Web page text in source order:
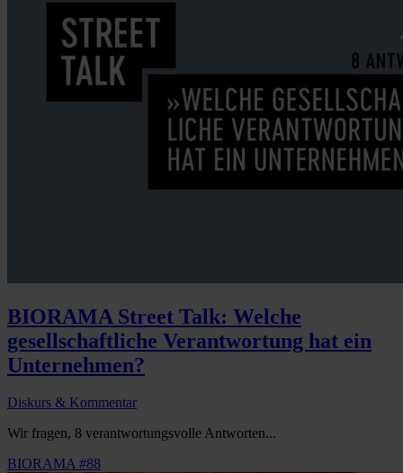
BIORAMA Street Talk: Welche
gesellschaftliche Verantwortung hat ein
Unternehmen?
Diskurs & Kommentar
Wir fragen, 8 verantwortungsvolle Antworten...
BIORAMA #88